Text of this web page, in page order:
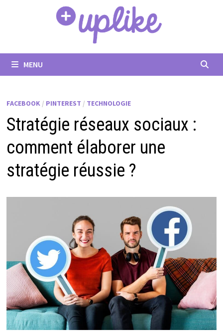
MENU
FACEBOOK/ PINTEREST / TECHNOLOGIE
Stratégie réseaux sociaux :
comment élaborer une
stratégie réussie ?